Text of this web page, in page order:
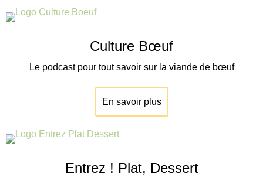
Culture Bœuf
Le podcast pour tout savoir sur la viande de bœuf
En savoir plus
Entrez ! Plat, Dessert